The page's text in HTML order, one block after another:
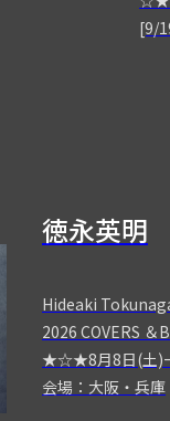
[9/
徳永英明
Hideaki
2026 COVERS ＆
★☆★8月8日(土)
会場：大阪・兵庫